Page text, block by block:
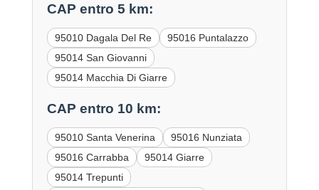
CAP entro 5 km:
95010 Dagala Del Re
95016 Puntalazzo
95014 San Giovanni
95014 Macchia Di Giarre
CAP entro 10 km:
95010 Santa Venerina
95016 Nunziata
95016 Carrabba
95014 Giarre
95014 Trepunti